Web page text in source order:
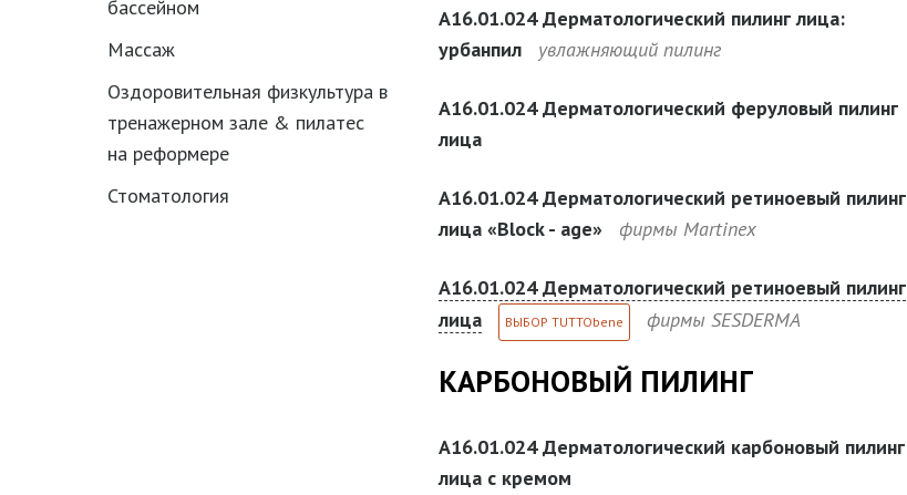
А16.01.024 Дерматологический пилинг лица:
урбанпил
увлажняющий пилинг
А16.01.024 Дерматологический феруловый пилинг
лица
А16.01.024 Дерматологический ретиноевый пилинг
лица «Block - age»
фирмы Martinex
А16.01.024 Дерматологический ретиноевый пилинг
лица
ВЫБОР TUTTObene фирмы SESDERMA
КАРБОНОВЫЙ ПИЛИНГ
А16.01.024 Дерматологический карбоновый пилинг
лица с кремом
бассейном
Массаж
Оздоровительная физкультура в
тренажерном зале & пилатес
на реформере
Стоматология